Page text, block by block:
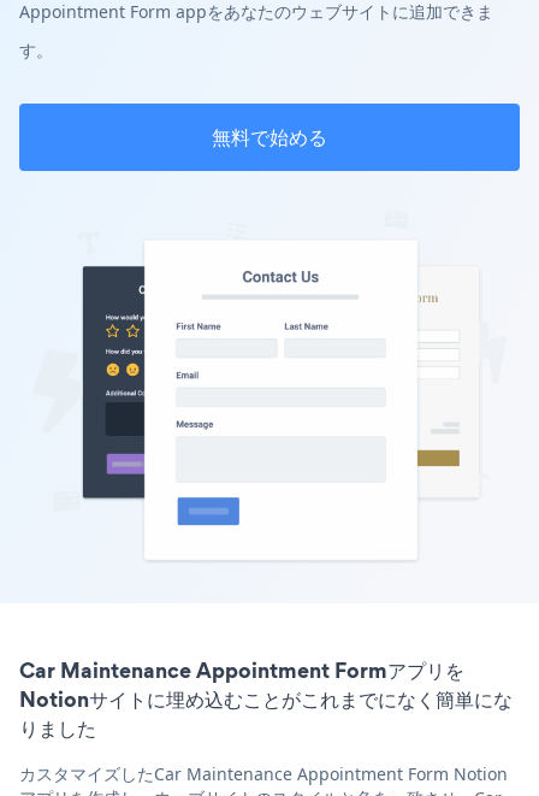
Appointment Form appをあなたのウェブサイトに追加できま
す。
無料で始める
Car Maintenance Appointment Formアプリを
Notionサイトに埋め込むことがこれまでになく簡単にな
りました
カスタマイズしたCar Maintenance Appointment Form Notion